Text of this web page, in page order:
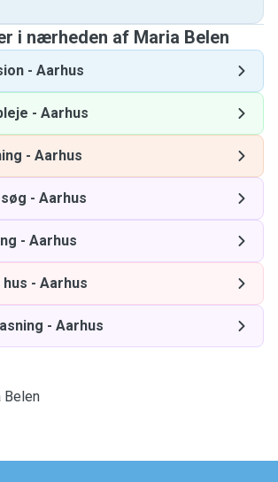
i nærheden af ​​Maria Belen
- Aarhus
- Aarhus
- Aarhus
- Aarhus
- Aarhus
- Aarhus
- Aarhus
Belen